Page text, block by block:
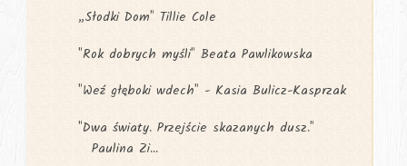
„Słodki Dom" Tillie Cole
"Rok dobrych myśli" Beata Pawlikowska
"Weź głęboki wdech" - Kasia Bulicz-Kasprzak
"Dwa światy. Przejście skazanych dusz."
Paulina Zi...